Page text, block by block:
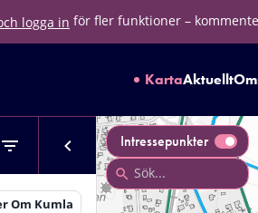
logga in för fler funktioner –
KartaAktuellt
Om Kumla
Intressepunkter